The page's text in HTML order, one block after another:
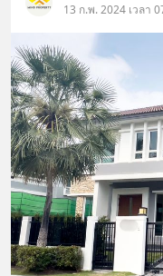
13 ก.พ. 2024 เวลา